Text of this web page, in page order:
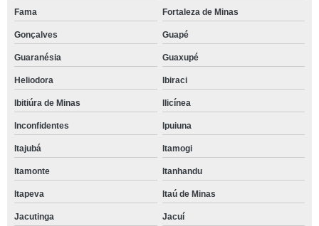
Fama Fortaleza de Minas
Gonçalves Guapé
Guaranésia Guaxupé
Heliodora Ibiraci
Ibitiúra de Minas Ilicínea
Inconfidentes Ipuiuna
Itajubá Itamogi
Itamonte Itanhandu
Itapeva Itaú de Minas
Jacutinga Jacuí